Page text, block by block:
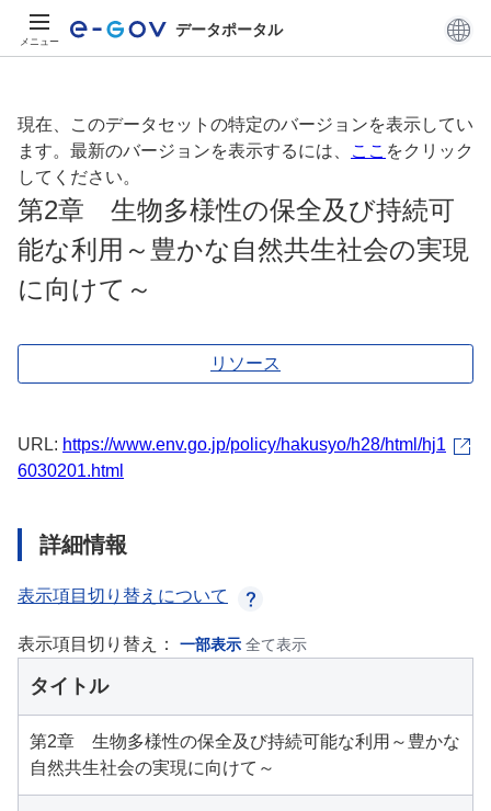
メニュー
データポータル
現在、このデータセットの特定のバージョンを表示してい
ます。最新のバージョンを表示するには、
ここ をクリック
してください。
第2章 生物多様性の保全及び持続可
能な利用～豊かな自然共生社会の実現
に向けて～
リソース
URL: https://www.env.go.jp/policy/hakusyo/h28/html/hj1
6030201.html
詳細情報
表示項目切り替えについて
表示項目切り替え： 一部表示 全て表示
タイトル
第2章 生物多様性の保全及び持続可能な利用～豊かな
自然共生社会の実現に向けて～